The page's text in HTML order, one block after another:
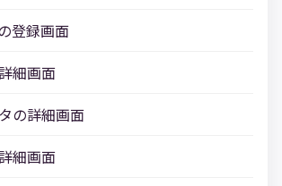
登録画面
細画面
の詳細画面
細画面